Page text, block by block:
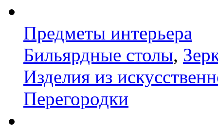
Предметы интерьера
Бильярдные столы,
Изделия из
Перегородки